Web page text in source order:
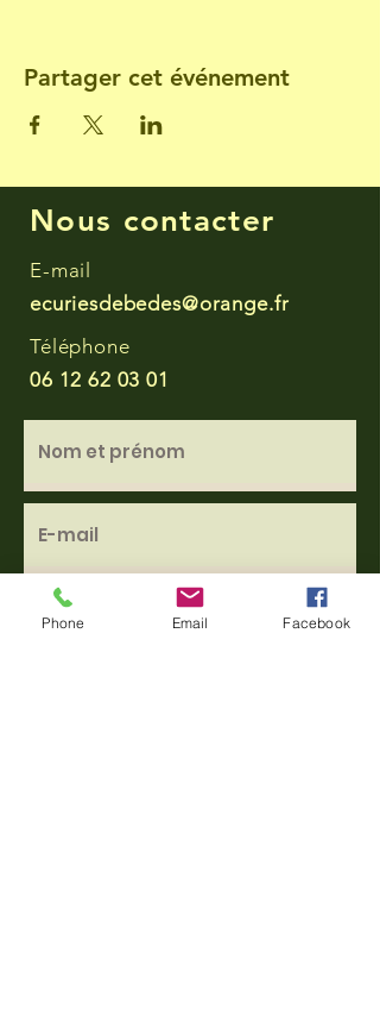
Partager cet événement
Nous contacter
E-mail
ecuriesdebedes@orange.fr
Téléphone
06 12 62 03 01
Phone Email Facebook